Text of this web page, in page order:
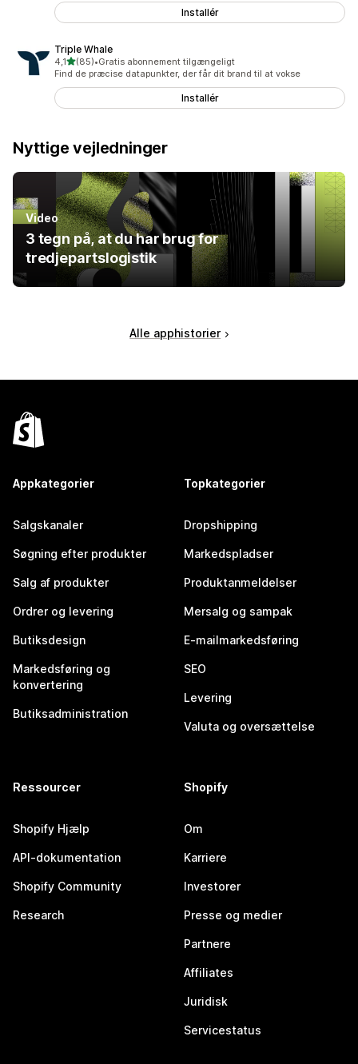
Installér
Triple Whale
4,1ud af 5 stjerner
(85)
85 anmeldelser i alt
•Gratis abonnement tilgængeligt
Find de præcise datapunkter, der får dit brand til at vokse
Installér
Nyttige vejledninger
Video
3 tegn på, at du har brug for
tredjepartslogistik
Alle apphistorier
Appkategorier
Salgskanaler
Søgning efter produkter
Salg af produkter
Ordrer og levering
Butiksdesign
Markedsføring og
konvertering
Butiksadministration
Topkategorier
Dropshipping
Markedspladser
Produktanmeldelser
Mersalg og sampak
E-mailmarkedsføring
SEO
Levering
Valuta og oversættelse
Ressourcer
Shopify Hjælp
API-dokumentation
Shopify Community
Research
Shopify
Om
Karriere
Investorer
Presse og medier
Partnere
Affiliates
Juridisk
Servicestatus